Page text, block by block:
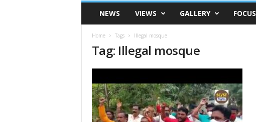
VSK
TelanganaNEWS VIEWS GALLERY FOCUS
Home Tags Illegal mosque
Tag: Illegal mosque